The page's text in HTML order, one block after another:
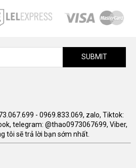
SUBMIT
- 0969.833.069, zalo, Tiktok:
telegram: @thao0973067699, Viber,
tôi sẽ trả lời bạn sớm nhất.